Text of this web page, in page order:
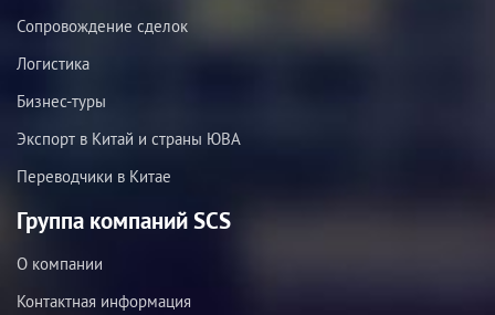
Сопровождение сделок
Логистика
Бизнес-туры
Экспорт в Китай и страны ЮВА
Переводчики в Китае
Группа компаний SCS
О компании
Контактная информация